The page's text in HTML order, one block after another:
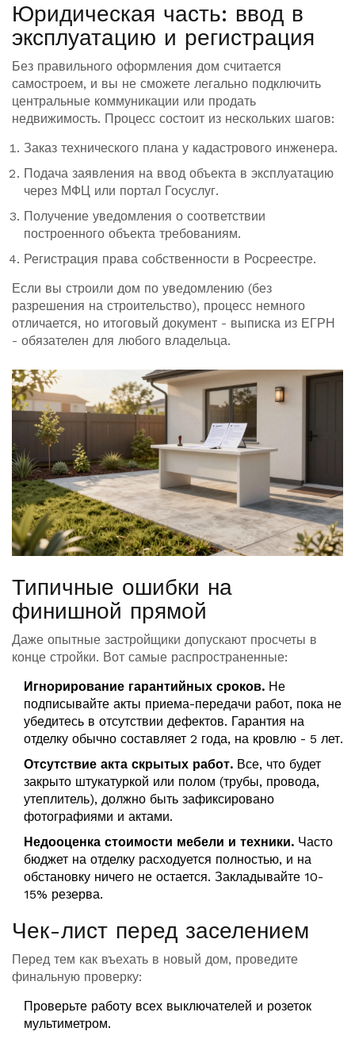
Юридическая часть: ввод в
эксплуатацию и регистрация
Без правильного оформления дом считается
самостроем, и вы не сможете легально подключить
центральные коммуникации или продать
недвижимость. Процесс состоит из нескольких шагов:
Заказ технического плана у кадастрового инженера.
Подача заявления на ввод объекта в эксплуатацию
через МФЦ или портал Госуслуг.
Получение уведомления о соответствии
построенного объекта требованиям.
Регистрация права собственности в Росреестре.
Если вы строили дом по уведомлению (без
разрешения на строительство), процесс немного
отличается, но итоговый документ - выписка из ЕГРН
- обязателен для любого владельца.
Типичные ошибки на
финишной прямой
Даже опытные застройщики допускают просчеты в
конце стройки. Вот самые распространенные:
Игнорирование гарантийных сроков. Не
подписывайте акты приема-передачи работ, пока не
убедитесь в отсутствии дефектов. Гарантия на
отделку обычно составляет 2 года, на кровлю - 5 лет.
Отсутствие акта скрытых работ. Все, что будет
закрыто штукатуркой или полом (трубы, провода,
утеплитель), должно быть зафиксировано
фотографиями и актами.
Недооценка стоимости мебели и техники. Часто
бюджет на отделку расходуется полностью, и на
обстановку ничего не остается. Закладывайте 10-
15% резерва.
Чек-лист перед заселением
Перед тем как въехать в новый дом, проведите
финальную проверку:
Проверьте работу всех выключателей и розеток
мультиметром.